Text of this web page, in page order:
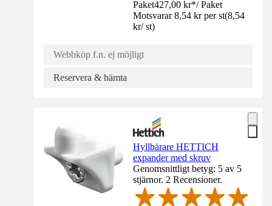
Paket427,00 kr*/ Paket
Motsvarar 8,54 kr per st(8,54
kr/ st)
Webbköp f.n. ej möjligt
Reservera & hämta
Hyllbärare HETTICH
expander med skruv
Genomsnittligt betyg: 5 av 5
stjärnor. 2 Recensioner.